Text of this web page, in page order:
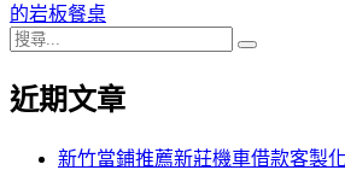
導
覽
章:
的岩板餐桌
搜
關
近期文章
新竹當鋪推薦新莊機車借款客製